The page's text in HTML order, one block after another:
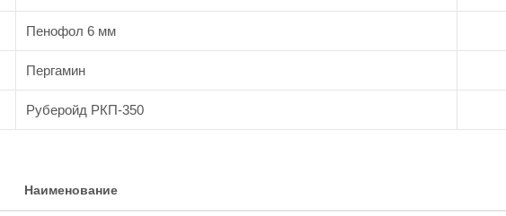
Пенофол 6 мм
Пергамин
Руберойд РКП-350
Наименование